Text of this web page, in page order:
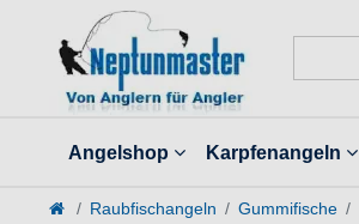
Angelshop Karpfenangeln
Raubfischangeln Gummifische